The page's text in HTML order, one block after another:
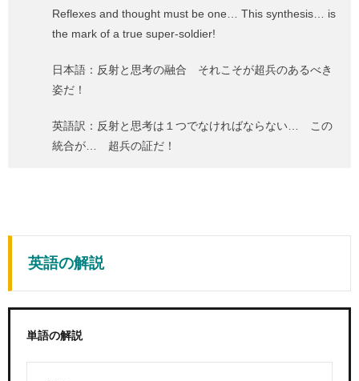
Reflexes and thought must be one… This synthesis… is
the mark of a true super-soldier!
日本語：反射と思考の融合 それこそが超兵のあるべき
姿だ！
英語訳：反射と思考は１つでなければならない… この
統合が… 超兵の証だ！
英語の解説
単語の解説